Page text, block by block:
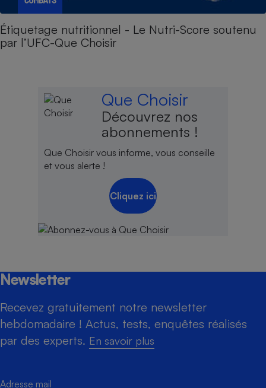
Étiquetage nutritionnel - Le Nutri-Score soutenu
par l’UFC-Que Choisir
Que Choisir
Découvrez nos
abonnements !
Que Choisir vous informe, vous conseille
et vous alerte !
Cliquez ici
Newsletter
Recevez gratuitement notre newsletter
hebdomadaire ! Actus, tests, enquêtes réalisés
par des experts. En savoir plus
Adresse mail